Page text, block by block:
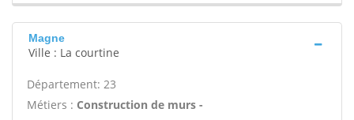
Magne
Ville : La courtine
Département: 23
Métiers : Construction de murs -